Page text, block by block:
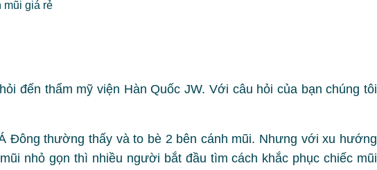
đến thẩm mỹ viện Hàn Quốc JW. Với câu hỏi của bạn chúng tôi
Đông thường thấy và to bè 2 bên cánh mũi. Nhưng với xu hướng
nhỏ gọn thì nhiều người bắt đầu tìm cách khắc phục chiếc mũi